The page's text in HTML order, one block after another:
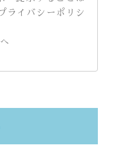
ライバシーポリシ